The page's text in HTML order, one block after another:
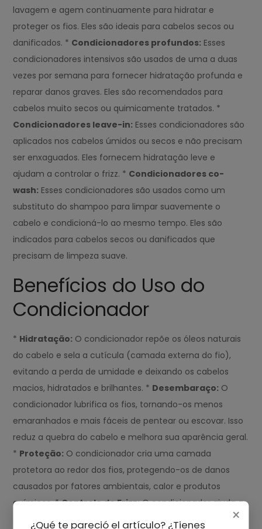
lavagem e agem continuamente para hidratar e
proteger os fios. Eles são ideais para cabelos secos ou
danificados. * Condicionadores profundos: Esses
condicionadores intensivos são usados de uma a duas
vezes por semana para fornecer hidratação profunda e
reparar danos graves. Eles são recomendados para
cabelos muito secos ou quimicamente tratados. *
Condicionadores leave-in: Esses condicionadores são
aplicados nos cabelos úmidos ou secos e não precisam
ser enxaguados. Eles fornecem hidratação leve e
ajudam a controlar o frizz. * Condicionadores co-
wash: Esses condicionadores são usados como um
substituto do shampoo para limpar suavemente o
cabelo e condicioná-lo ao mesmo tempo. Eles são
indicados para cabelos secos ou danificados que
precisam de limpeza suave.
Benefícios do Uso do
Condicionador
* Hidratação: O condicionador repõe os óleos naturais
do cabelo e sela a cutícula (camada externa do fio),
evitando a perda de umidade e deixando os cabelos
macios, hidratados e brilhantes. * Desembaraço: O
condicionador lubrifica os fios, tornando-os menos
emaranhados e mais fáceis de pentear ou escovar. Isso
reduz a quebra do cabelo e melhora sua aparência geral.
* Proteção: O condicionador cria uma camada
protetora ao redor dos fios, protegendo-os de danos
causados por fatores ambientais, calor e produtos
químicos. *Controle do Frizz:O condicionador ajuda a
suavizar as cutículas do cabelo, alinhando as escamas e
×
¿Qué te pareció el artículo? ¿Tienes